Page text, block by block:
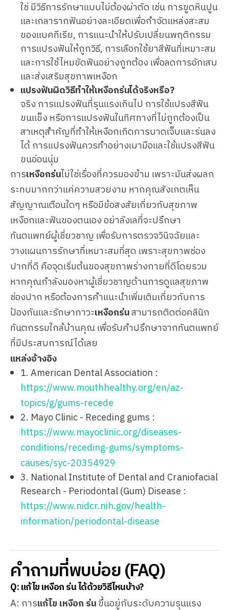
ใช่ มีวิธีการรักษาแบบไม่ต้องผ่าตัด เช่น การขูดหินปูน
และเกลารากฟันอย่างละเอียดเพื่อกำจัดแหล่งสะสม
ของแบคทีเรีย, การแนะนำให้ปรับเปลี่ยนพฤติกรรม
การแปรงฟันให้ถูกวิธี, การเลือกใช้ยาสีฟันที่เหมาะสม
และการใช้ไหมขัดฟันอย่างถูกต้อง เพื่อลดการอักเสบ
และส่งเสริมสุขภาพเหงือก
แปรงฟันผิดวิธีทำให้เหงือกร่นได้จริงหรือ?
จริง การแปรงฟันที่รุนแรงเกินไป การใช้แปรงสีฟัน
ขนแข็ง หรือการแปรงฟันในทิศทางที่ไม่ถูกต้องเป็น
สาเหตุสำคัญที่ทำให้เหงือกเกิดการบาดเจ็บและร่นลง
ได้ การแปรงฟันควรทำอย่างเบามือและใช้แปรงสีฟัน
ขนอ่อนนุ่ม
การเหงือกร่นไม่ใช่เรื่องที่ควรมองข้าม เพราะมันส่งผลก
ระทบมากกว่าแค่ความสวยงาม หากคุณสังเกตเห็น
สัญญาณเตือนใดๆ หรือมีข้อสงสัยเกี่ยวกับสุขภาพ
เหงือกและฟันของตนเอง อย่าลังเลที่จะปรึกษา
ทันตแพทย์ผู้เชี่ยวชาญ เพื่อรับการตรวจวินิจฉัยและ
วางแผนการรักษาที่เหมาะสมที่สุด เพราะสุขภาพช่อง
ปากที่ดี คือจุดเริ่มต้นของสุขภาพร่างกายที่ดีโดยรวม
หากคุณกำลังมองหาผู้เชี่ยวชาญด้านการดูแลสุขภาพ
ช่องปาก หรือต้องการคำแนะนำเพิ่มเติมเกี่ยวกับการ
ป้องกันและรักษาภาวะเหงือกร่นสามารถติดต่อคลินิก
ทันตกรรมใกล้บ้านคุณ เพื่อรับคำปรึกษาจากทันตแพทย์
ที่มีประสบการณ์ได้เลย
แหล่งอ้างอิง
1. American Dental Association :
https://www.mouthhealthy.org/en/az-
topics/g/gums-recede
2. Mayo Clinic - Receding gums :
https://www.mayoclinic.org/diseases-
conditions/receding-gums/symptoms-
causes/syc-20354929
3. National Institute of Dental and Craniofacial
Research - Periodontal (Gum) Disease :
https://www.nidcr.nih.gov/health-
information/periodontal-disease
คำถามที่พบบ่อย (FAQ)
Q: แก้ไข เหงือก ร่น ได้ด้วยวิธีไหนบ้าง?
A: การแก้ไข เหงือก ร่นขึ้นอยู่กับระดับความรุนแรง